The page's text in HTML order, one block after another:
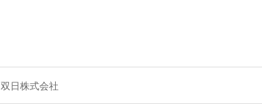
双日株式会社